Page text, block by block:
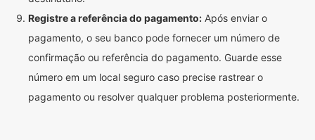
Registre a referência do pagamento: Após enviar o
pagamento, o seu banco pode fornecer um número de
confirmação ou referência do pagamento. Guarde esse
número em um local seguro caso precise rastrear o
pagamento ou resolver qualquer problema posteriormente.